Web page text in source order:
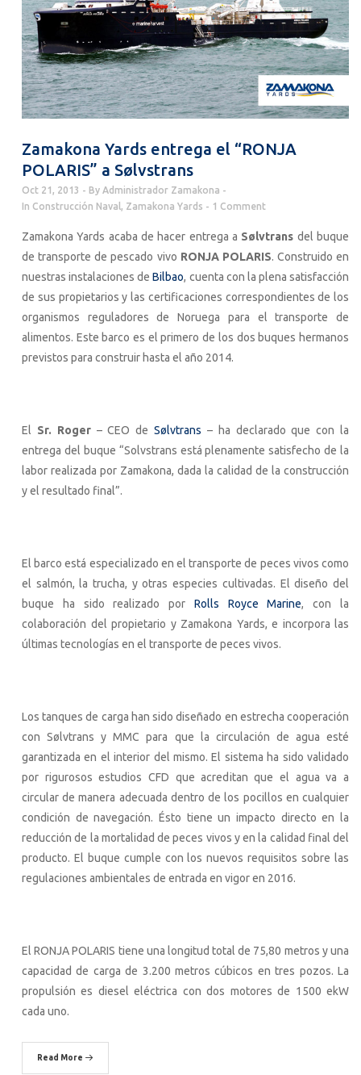
Zamakona Yards entrega el “RONJA
POLARIS” a Sølvstrans
Oct 21, 2013 By Administrador Zamakona
In Construcción Naval, Zamakona Yards 1 Comment
Zamakona Yards acaba de hacer entrega a Sølvtrans del buque
de transporte de pescado vivo RONJA POLARIS. Construido en
nuestras instalaciones deBilbao, cuenta con la plena satisfacción
de sus propietarios y las certificaciones correspondientes de los
organismos reguladores de Noruega para el transporte de
alimentos. Este barco es el primero de los dos buques hermanos
previstos para construir hasta el año 2014.
El Sr. Roger– CEO deSølvtrans – ha declarado que con la
entrega del buque “Solvstrans está plenamente satisfecho de la
labor realizada por Zamakona, dada la calidad de la construcción
y el resultado final”.
El barco está especializado en el transporte de peces vivos como
el salmón, la trucha, y otras especies cultivadas. El diseño del
buque ha sido realizado por Rolls Royce Marine, con la
colaboración del propietario y Zamakona Yards, e incorpora las
últimas tecnologías en el transporte de peces vivos.
Los tanques de carga han sido diseñado en estrecha cooperación
con Sølvtrans y MMC para que la circulación de agua esté
garantizada en el interior del mismo. El sistema ha sido validado
por rigurosos estudios CFD que acreditan que el agua va a
circular de manera adecuada dentro de los pocillos en cualquier
condición de navegación. Ésto tiene un impacto directo en la
reducción de la mortalidad de peces vivos y en la calidad final del
producto. El buque cumple con los nuevos requisitos sobre las
regulaciones ambientales de entrada en vigor en 2016.
El RONJA POLARIS tiene una longitud total de 75,80 metros y una
capacidad de carga de 3.200 metros cúbicos en tres pozos. La
propulsión es diesel eléctrica con dos motores de 1500 ekW
cada uno.
Read More